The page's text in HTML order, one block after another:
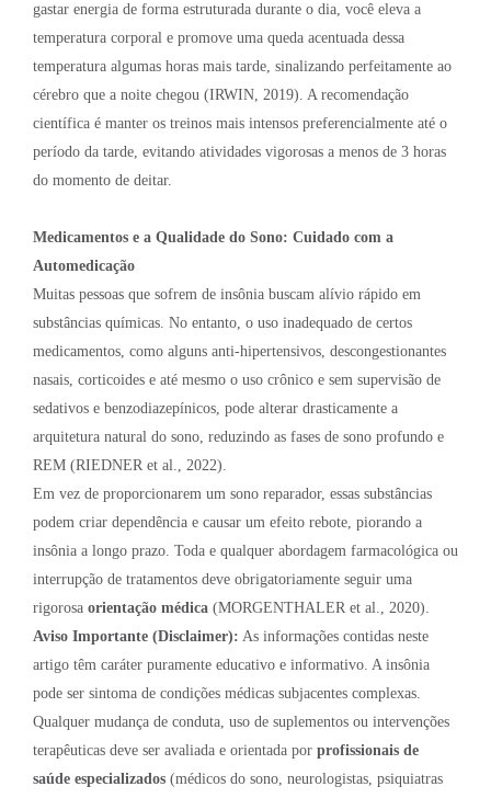
gastar energia de forma estruturada durante o dia, você eleva a
temperatura corporal e promove uma queda acentuada dessa
temperatura algumas horas mais tarde, sinalizando perfeitamente ao
cérebro que a noite chegou (IRWIN, 2019). A recomendação
científica é manter os treinos mais intensos preferencialmente até o
período da tarde, evitando atividades vigorosas a menos de 3 horas
do momento de deitar.
Medicamentos e a Qualidade do Sono: Cuidado com a
Automedicação
Muitas pessoas que sofrem de insônia buscam alívio rápido em
substâncias químicas. No entanto, o uso inadequado de certos
medicamentos, como alguns anti-hipertensivos, descongestionantes
nasais, corticoides e até mesmo o uso crônico e sem supervisão de
sedativos e benzodiazepínicos, pode alterar drasticamente a
arquitetura natural do sono, reduzindo as fases de sono profundo e
REM (RIEDNER et al., 2022).
Em vez de proporcionarem um sono reparador, essas substâncias
podem criar dependência e causar um efeito rebote, piorando a
insônia a longo prazo. Toda e qualquer abordagem farmacológica ou
interrupção de tratamentos deve obrigatoriamente seguir uma
rigorosa orientação médica (MORGENTHALER et al., 2020).
Aviso Importante (Disclaimer): As informações contidas neste
artigo têm caráter puramente educativo e informativo. A insônia
pode ser sintoma de condições médicas subjacentes complexas.
Qualquer mudança de conduta, uso de suplementos ou intervenções
terapêuticas deve ser avaliada e orientada por profissionais de
saúde especializados (médicos do sono, neurologistas, psiquiatras